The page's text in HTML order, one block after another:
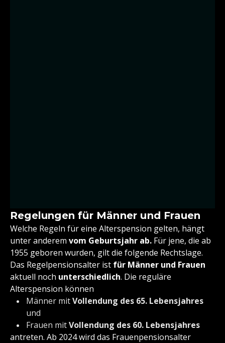
Regelungen für Männer und Frauen
Welche Regeln für eine Alterspension gelten, hängt
unter anderem vom Geburtsjahr ab. Für jene, die ab
1955 geboren wurden, gilt die folgende Rechtslage.
Das Regelpensionsalter ist für Männer und Frauen
aktuell noch unterschiedlich. Die reguläre
Alterspension können
Männer mitVollendung des 65. Lebensjahres
und
Frauen mitVollendung des 60. Lebensjahres
antreten. Ab 2024 wird das Frauenpensionsalter